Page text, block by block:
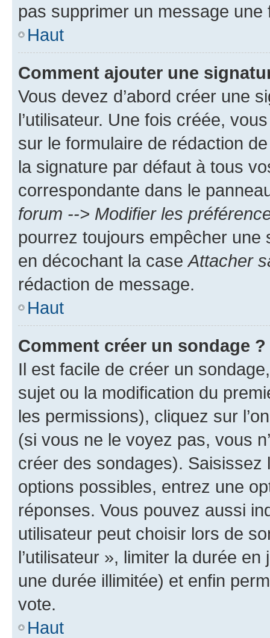
pas supprimer un message une
Haut
Comment ajouter une
Vous devez d’abord créer une
l’utilisateur. Une fois créée,
sur le formulaire de rédaction
la signature par défaut à tous
correspondante dans le
forum --> Modifier les
pourrez toujours empêcher une
en décochant la case Attacher
rédaction de message.
Haut
Comment créer un sondage ?
Il est facile de créer un
sujet ou la modification du
les permissions), cliquez sur
(si vous ne le voyez pas, vous
créer des sondages).
options possibles, entrez une
réponses. Vous pouvez aussi
utilisateur peut choisir lors de
l’utilisateur », limiter la durée
une durée illimitée) et enfin
vote.
Haut